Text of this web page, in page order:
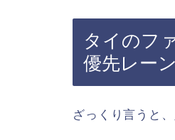
タイのフ
優先レーン
ざっくり言うと